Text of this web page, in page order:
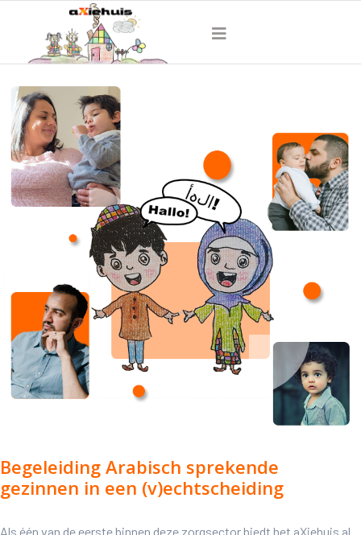
Begeleiding Arabisch sprekende
gezinnen in een (v)echtscheiding
Als één van de eerste binnen deze zorgsector biedt het aXiehuis al